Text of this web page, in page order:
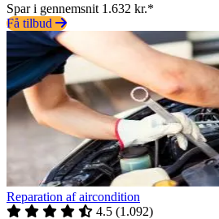
Spar i gennemsnit 1.632 kr.*
Få tilbud
Reparation af aircondition
4.5 (1.092)